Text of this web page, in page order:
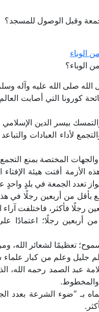
وقبل الوصول للمسجد؟
الوباء
الوباء؟
صلى الله عليه وآله
كورونا التي أصابت
بيسر الدين
لأداء العبادات
والجهات المختصة بمنع
الأزمة أفتت هيئة الإفتاء
تعدد الجمعة في بلدٍ
بأقل من أربعين رجلًا في
رجلًا فأكثر، فاختلفت آراء
من أربعين رجلًا؛
تعظيمًا لشعائر الله،
وعلم من كبار علماء
عبد الصمد رحمه الله،
والمخطوط.
عام 1912م، بخطه وسماه بـ "ضوء